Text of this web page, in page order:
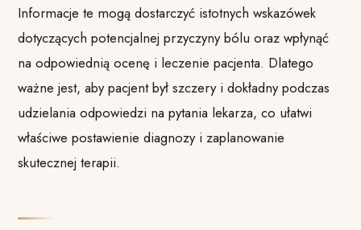
Informacje te mogą dostarczyć istotnych wskazówek
dotyczących potencjalnej przyczyny bólu oraz wpłynąć
na odpowiednią ocenę i leczenie pacjenta. Dlatego
ważne jest, aby pacjent był szczery i dokładny podczas
udzielania odpowiedzi na pytania lekarza, co ułatwi
właściwe postawienie diagnozy i zaplanowanie
skutecznej terapii.